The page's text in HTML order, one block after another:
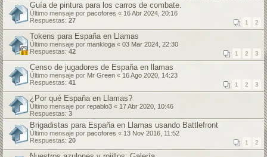
Guía de pintura para los carros de combate.
Último mensaje por pacofores « 16 Abr 2024, 20:16
Respuestas: 27 1 2
Tokens para España en Llamas
Último mensaje por mankloga « 03 Mar 2024, 22:30
Respuestas: 42 1 2 3
Censo de jugadores de España en llamas
Último mensaje por Mr Green « 16 Ago 2020, 14:23
Respuestas: 41 1 2 3
¿Por qué España en Llamas?
Último mensaje por repablo3 « 17 Abr 2020, 10:46
Respuestas: 3
Brigadistas para España en Llamas usando Battlefront
Último mensaje por pacofores « 13 Nov 2016, 11:52
Respuestas: 20 1 2